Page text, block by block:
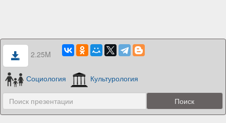
2.25M
Социология Культурология